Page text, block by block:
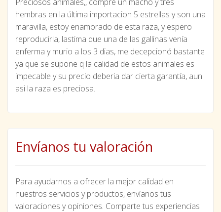
hembras en la última importacion 5 estrellas y son una
maravilla, estoy enamorado de esta raza, y espero
reproducirla, lastima que una de las gallinas venía
enferma y murio a los 3 dias, me decepcionó bastante
ya que se supone q la calidad de estos animales es
impecable y su precio deberia dar cierta garantía, aun
asi la raza es preciosa.
Envíanos tu valoración
Para ayudarnos a ofrecer la mejor calidad en
nuestros servicios y productos, envíanos tus
valoraciones y opiniones. Comparte tus experiencias